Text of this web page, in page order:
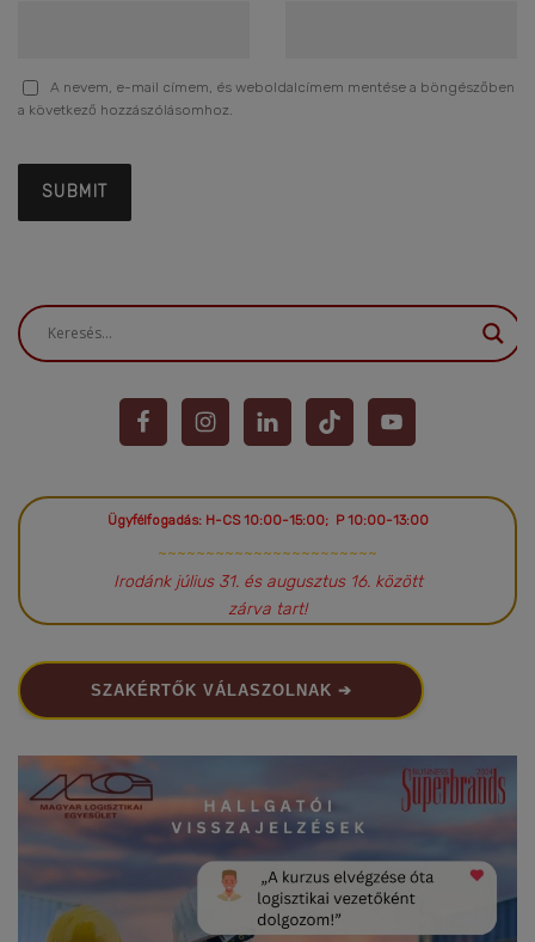
A nevem, e-mail címem, és weboldalcímem mentése a böngészőben
a következő hozzászólásomhoz.
Ügyfélfogadás: H-CS 10:00-15:00; P 10:00-13:00
~~~~~~~~~~~~~~~~~~~~~~~
Irodánk július 31. és augusztus 16. között
zárva tart!
SZAKÉRTŐK VÁLASZOLNAK ➔